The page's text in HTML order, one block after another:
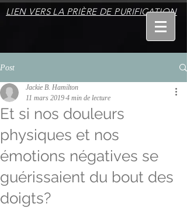
LIEN VERS LA PRIÈRE DE PURIFICATION
Post
Et si nos douleurs
physiques et nos
émotions négatives se
guérissaient du bout des
doigts?
Jackie B. Hamilton
11 mars 2019 4 min de lecture